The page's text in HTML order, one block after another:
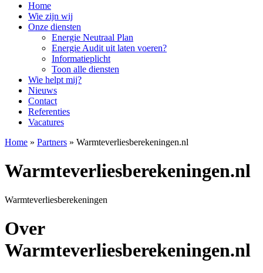
Home
Wie zijn wij
Onze diensten
Energie Neutraal Plan
Energie Audit uit laten voeren?
Informatieplicht
Toon alle diensten
Wie helpt mij?
Nieuws
Contact
Referenties
Vacatures
Home » Partners » Warmteverliesberekeningen.nl
Warmteverliesberekeningen.nl
Warmteverliesberekeningen
Over
Warmteverliesberekeningen.nl